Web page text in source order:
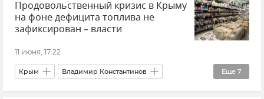
Крымский гидрометцентр
Продовольственный кризис в Крыму
на фоне дефицита топлива не
зафиксирован – власти
11 июня, 17:22
Еще 7
Крым Владимир Константинов
Государственный совет РК (Госсовет)